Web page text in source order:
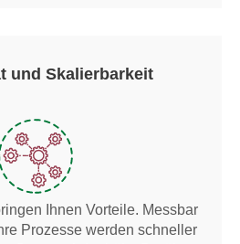
und Skalierbarkeit
Ihnen Vorteile. Messbar
Prozesse werden schneller